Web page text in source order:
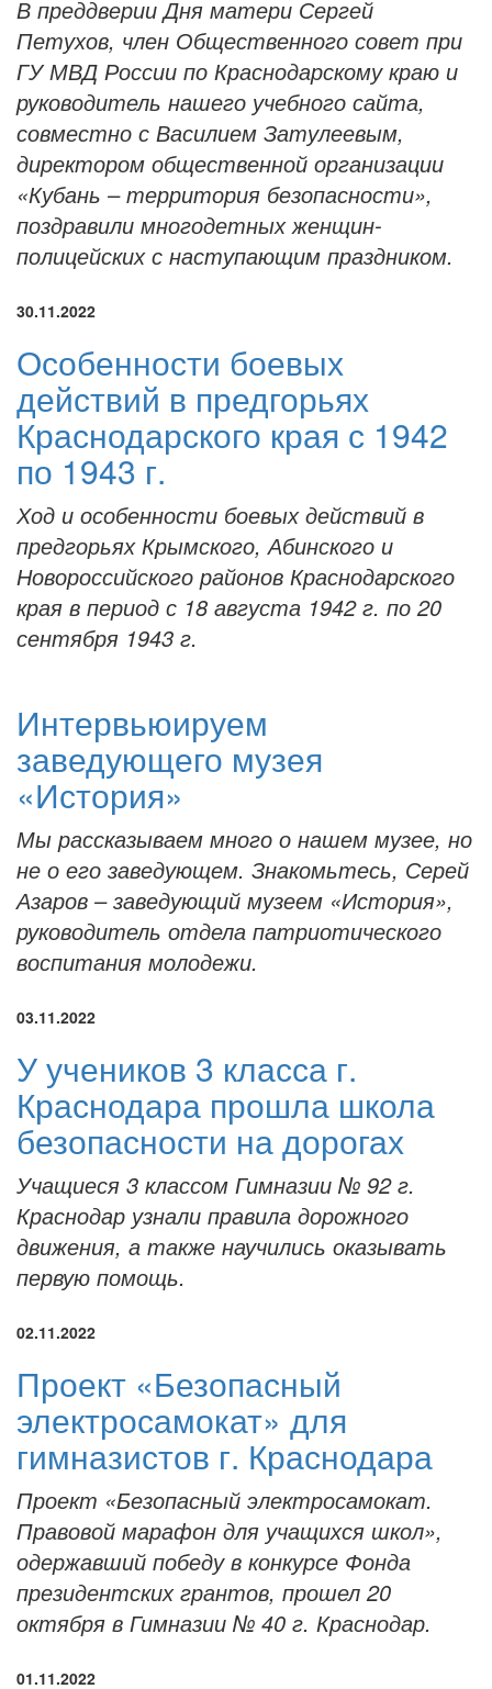
В преддверии Дня матери Сергей
Петухов, член Общественного совет при
ГУ МВД России по Краснодарскому краю и
руководитель нашего учебного сайта,
совместно с Василием Затулеевым,
директором общественной организации
«Кубань – территория безопасности»,
поздравили многодетных женщин-
полицейских с наступающим праздником.
30.11.2022
Особенности боевых
действий в предгорьях
Краснодарского края с 1942
по 1943 г.
Ход и особенности боевых действий в
предгорьях Крымского, Абинского и
Новороссийского районов Краснодарского
края в период с 18 августа 1942 г. по 20
сентября 1943 г.
Интервьюируем
заведующего музея
«История»
Мы рассказываем много о нашем музее, но
не о его заведующем. Знакомьтесь, Серей
Азаров – заведующий музеем «История»,
руководитель отдела патриотического
воспитания молодежи.
03.11.2022
У учеников 3 класса г.
Краснодара прошла школа
безопасности на дорогах
Учащиеся 3 классом Гимназии № 92 г.
Краснодар узнали правила дорожного
движения, а также научились оказывать
первую помощь.
02.11.2022
Проект «Безопасный
электросамокат» для
гимназистов г. Краснодара
Проект «Безопасный электросамокат.
Правовой марафон для учащихся школ»,
одержавший победу в конкурсе Фонда
президентских грантов, прошел 20
октября в Гимназии № 40 г. Краснодар.
01.11.2022